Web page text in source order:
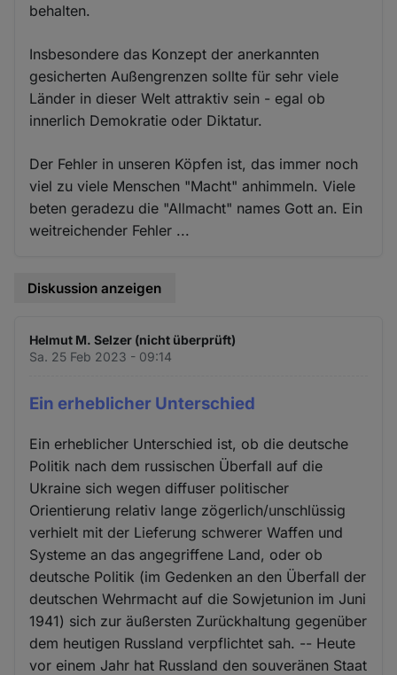
behalten.
Insbesondere das Konzept der anerkannten
gesicherten Außengrenzen sollte für sehr viele
Länder in dieser Welt attraktiv sein - egal ob
innerlich Demokratie oder Diktatur.
Der Fehler in unseren Köpfen ist, das immer noch
viel zu viele Menschen "Macht" anhimmeln. Viele
beten geradezu die "Allmacht" names Gott an. Ein
weitreichender Fehler ...
Diskussion anzeigen
Helmut M. Selzer (nicht überprüft)
Sa. 25 Feb 2023 - 09:14
Ein erheblicher Unterschied
Ein erheblicher Unterschied ist, ob die deutsche
Politik nach dem russischen Überfall auf die
Ukraine sich wegen diffuser politischer
Orientierung relativ lange zögerlich/unschlüssig
verhielt mit der Lieferung schwerer Waffen und
Systeme an das angegriffene Land, oder ob
deutsche Politik (im Gedenken an den Überfall der
deutschen Wehrmacht auf die Sowjetunion im Juni
1941) sich zur äußersten Zurückhaltung gegenüber
dem heutigen Russland verpflichtet sah. -- Heute
vor einem Jahr hat Russland den souveränen Staat